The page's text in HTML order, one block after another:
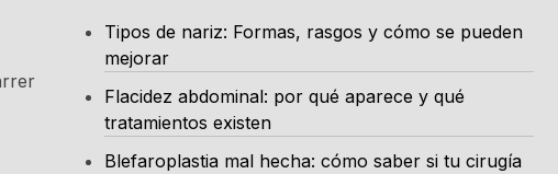
Tipos de nariz: Formas, rasgos y cómo se pueden
mejorar
Flacidez abdominal: por qué aparece y qué
tratamientos existen
Blefaroplastia mal hecha: cómo saber si tu cirugía